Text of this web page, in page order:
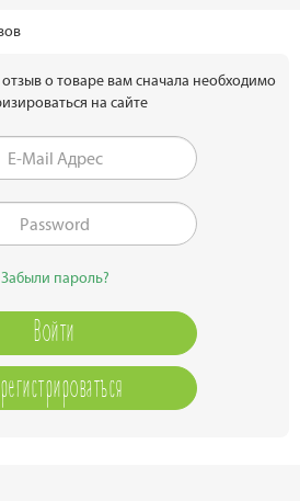
о товаре вам сначала необходимо
на сайте
Забыли пароль?